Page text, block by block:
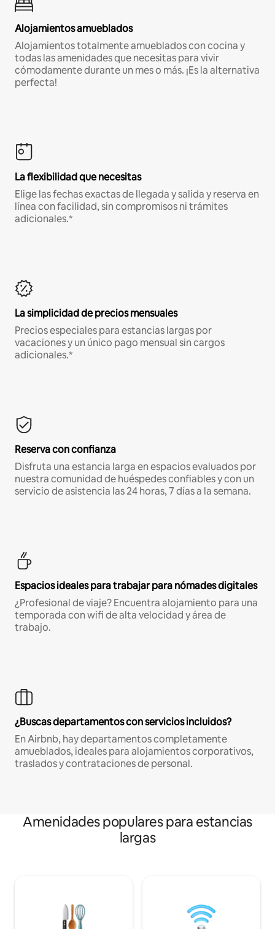
Alojamientos amueblados
Alojamientos totalmente amueblados con cocina y
todas las amenidades que necesitas para vivir
cómodamente durante un mes o más. ¡Es la alternativa
perfecta!
La flexibilidad que necesitas
Elige las fechas exactas de llegada y salida y reserva en
línea con facilidad, sin compromisos ni trámites
adicionales.*
La simplicidad de precios mensuales
Precios especiales para estancias largas por
vacaciones y un único pago mensual sin cargos
adicionales.*
Reserva con confianza
Disfruta una estancia larga en espacios evaluados por
nuestra comunidad de huéspedes confiables y con un
servicio de asistencia las 24 horas, 7 días a la semana.
Espacios ideales para trabajar para nómades digitales
¿Profesional de viaje? Encuentra alojamiento para una
temporada con wifi de alta velocidad y área de
trabajo.
¿Buscas departamentos con servicios incluidos?
En Airbnb, hay departamentos completamente
amueblados, ideales para alojamientos corporativos,
traslados y contrataciones de personal.
Amenidades populares para estancias
largas